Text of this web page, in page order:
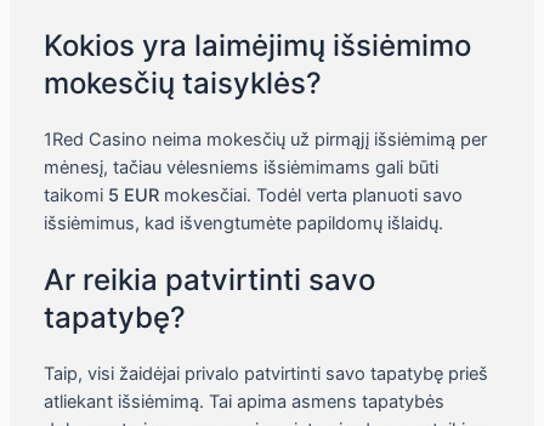
Kokios yra laimėjimų išsiėmimo
mokesčių taisyklės?
1Red Casino neima mokesčių už pirmąjį išsiėmimą per
mėnesį, tačiau vėlesniems išsiėmimams gali būti
taikomi 5 EURmokesčiai. Todėl verta planuoti savo
išsiėmimus, kad išvengtumėte papildomų išlaidų.
Ar reikia patvirtinti savo
tapatybę?
Taip, visi žaidėjai privalo patvirtinti savo tapatybę prieš
atliekant išsiėmimą. Tai apima asmens tapatybės